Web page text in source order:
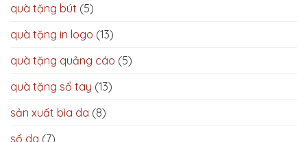
quà tặng bút (5)
quà tặng in logo (13)
quà tặng quảng cáo (5)
quà tặng sổ tay (13)
sản xuất bìa da (8)
sổ da (7)